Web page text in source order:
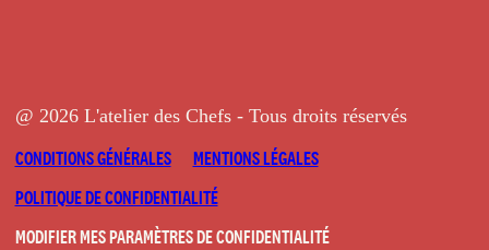
@ 2026 L'atelier des Chefs - Tous droits réservés
CONDITIONS GÉNÉRALES
MENTIONS LÉGALES
POLITIQUE DE CONFIDENTIALITÉ
MODIFIER MES PARAMÈTRES DE CONFIDENTIALITÉ